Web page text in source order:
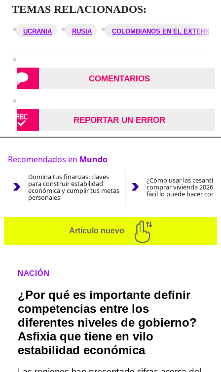
TEMAS RELACIONADOS:
UCRANIA RUSIA COLOMBIANOS EN EL EXTERIOR
COMENTARIOS
REPORTAR UN ERROR
Recomendados en Mundo
Domina tus finanzas: claves
para construir estabilidad
económica y cumplir tus metas
personales
¿Cómo usar las
comprar vivienda 2026?
fácil lo puede hacer con
Artículo nuevo
NACIÓN
¿Por qué es importante definir
competencias entre los
diferentes niveles de gobierno?
Asfixia que tiene en vilo
estabilidad económica